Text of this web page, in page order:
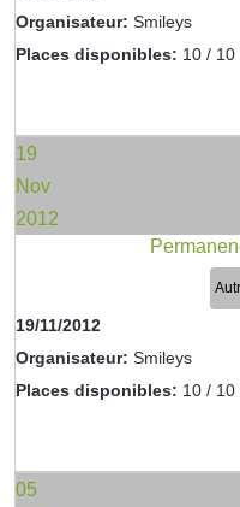
Organisateur: Smileys
Places disponibles: 10 / 10
19
Nov
2012
19/11/2012
Organisateur: Smileys
Places disponibles: 10 / 10
05